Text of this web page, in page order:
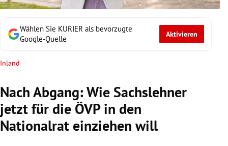
Untermenü
Untermenü
Untermenü
Untermenü
Wählen Sie KURIER als bevorzugte
Google-Quelle
Aktivieren
Inland
Nach Abgang: Wie Sachslehner
jetzt für die ÖVP in den
Nationalrat einziehen will